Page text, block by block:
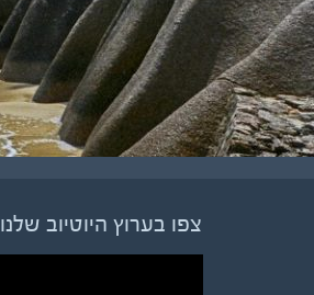
צפו בערוץ היוטיוב שלנו